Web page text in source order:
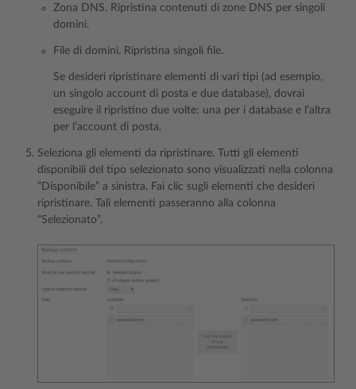
Zona DNS. Ripristina contenuti di zone DNS per singoli
domini.
File di domini. Ripristina singoli file.
Se desideri ripristinare elementi di vari tipi (ad esempio,
un singolo account di posta e due database), dovrai
eseguire il ripristino due volte: una per i database e l’altra
per l’account di posta.
Seleziona gli elementi da ripristinare. Tutti gli elementi
disponibili del tipo selezionato sono visualizzati nella colonna
“Disponibile” a sinistra. Fai clic sugli elementi che desideri
ripristinare. Tali elementi passeranno alla colonna
“Selezionato”.